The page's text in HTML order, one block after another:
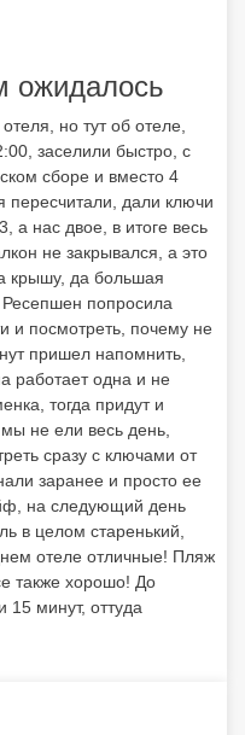
ожидалось
но тут об отеле,
заселили быстро, с
сборе и вместо 4
пересчитали, дали ключи
а нас двое, в итоге весь
не закрывался, а это
крышу, да большая
попросила
и посмотреть, почему не
пришел напомнить,
работает одна и не
тогда придут и
не ели весь день,
сразу с ключами от
заранее и просто ее
на следующий день
в целом старенький,
отеле отличные! Пляж
также хорошо! До
15 минут, оттуда